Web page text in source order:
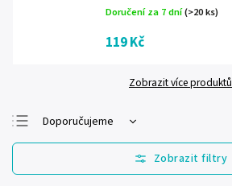
Doručení za 7 dní(>20 ks)
119 Kč
Zobrazit více produktů
Doporučujeme
Nejlevnější
Nejdražší